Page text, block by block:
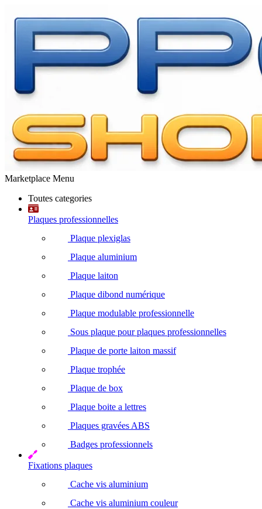
Marketplace Menu
Toutes categories
Plaques professionnelles
Plaque plexiglas
Plaque aluminium
Plaque laiton
Plaque dibond numérique
Plaque modulable professionnelle
Sous plaque pour plaques professionnelles
Plaque de porte laiton massif
Plaque trophée
Plaque de box
Plaque boite a lettres
Plaques gravées ABS
Badges professionnels
Fixations plaques
Cache vis aluminium
Cache vis aluminium couleur